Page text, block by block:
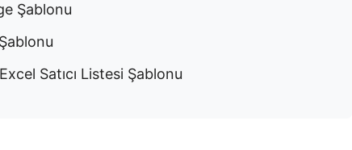
Şablonu
Satıcı Listesi Şablonu